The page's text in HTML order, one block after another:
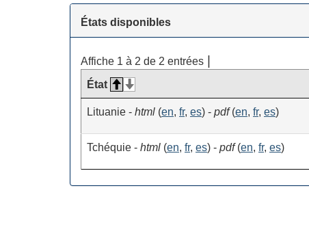
États disponibles
Affiche 1 à 2 de 2 entrées
État
Lituanie - html (en, fr, es) - pdf(en, fr, es)
Tchéquie - html (en, fr, es) - pdf(en, fr, es)